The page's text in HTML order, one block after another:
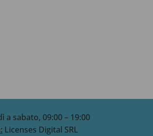
a sabato, 09:00 – 19:00
Licenses Digital SRL